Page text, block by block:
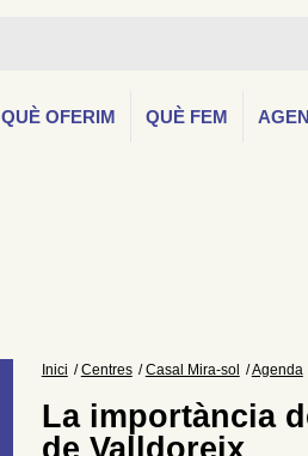
QUÈ OFERIM QUÈ FEM
Inici Centres Casal Mira-sol Agenda
La importància
de Valldoreix